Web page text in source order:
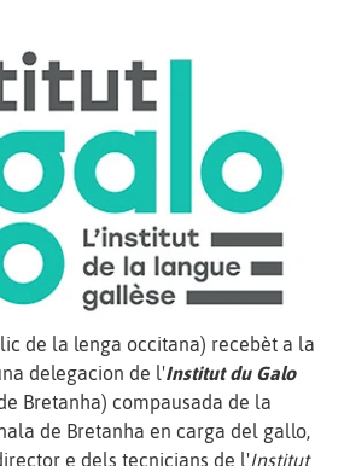
de la lenga occitana) recebèt a la
delegacion de l'Institut du Galo
Bretanha) compausada de la
de Bretanha en carga del gallo,
e dels tecnicians de l'Institut